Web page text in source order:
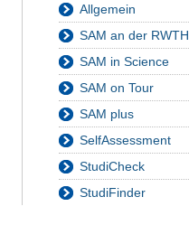
Allgemein
SAM an der RWTH
SAM in Science
SAM on Tour
SAM plus
SelfAssessment
StudiCheck
StudiFinder